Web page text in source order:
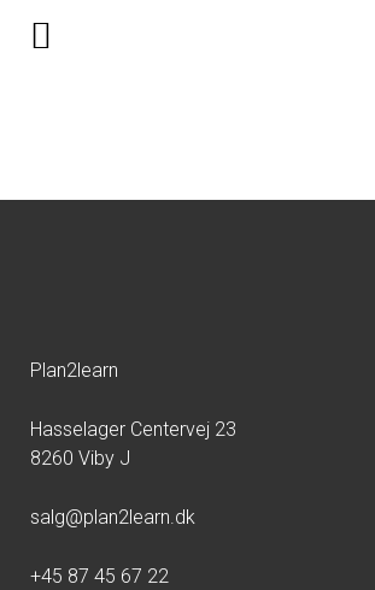
Plan2learn
Hasselager Centervej 23
8260 Viby J
salg@plan2learn.dk
+45 87 45 67 22